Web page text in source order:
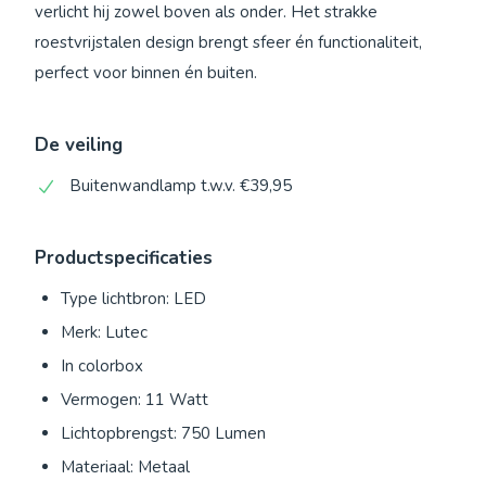
verlicht hij zowel boven als onder. Het strakke
roestvrijstalen design brengt sfeer én functionaliteit,
perfect voor binnen én buiten.
De veiling
Buitenwandlamp t.w.v. €39,95
Productspecificaties
Type lichtbron: LED
Merk: Lutec
In colorbox
Vermogen: 11 Watt
Lichtopbrengst: 750 Lumen
Materiaal: Metaal